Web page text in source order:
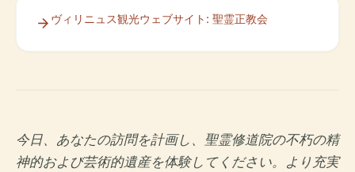
ヴィリニュス観光ウェブサイト: 聖霊正教会
今日、あなたの訪問を計画し、聖霊修道院の不朽の精
神的および芸術的遺産を体験してください。より充実